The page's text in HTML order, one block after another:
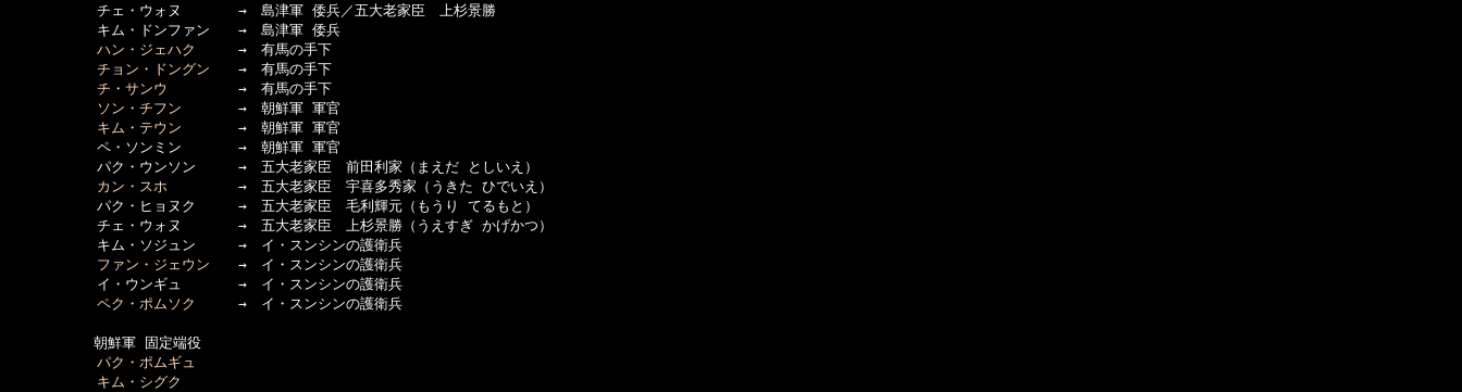
  　　　　　チェ・ウォヌ　　　　→　島津軍 倭兵／五大老家臣　上杉景勝
  　　　　　キム・ドンファン　　→　島津軍 倭兵
ハン・ジェハク
→　有馬の手下
チョン・ドングン →　有馬の手下
チ・サンウ
→　有馬の手下
ソン・チフン →　朝鮮軍 軍官
キム・テウン →　朝鮮軍 軍官
  　　　　　ペ・ソンミン　　　　→　朝鮮軍 軍官
  　　　　　パク・ウンソン　　　→　五大老家臣　前田利家（まえだ としいえ）
カン・スホ →　五大老家臣　宇喜多秀家（うきた ひでいえ）
  　　　　　パク・ヒョヌク　　　→　五大老家臣　毛利輝元（もうり てるもと）
  　　　　　チェ・ウォヌ　　　　→　五大老家臣　上杉景勝（うえすぎ かげかつ）
  　　　　　キム・ソジュン　　　→　イ・スンシンの護衛兵
ファン・ジェウン →　イ・スンシンの護衛兵
  　　　　　イ・ウンギュ　　　　→　イ・スンシンの護衛兵
ペク・ポムソク
→　イ・スンシンの護衛兵
朝鮮軍 固定端役
パク・ポムギュ
キム・シグク